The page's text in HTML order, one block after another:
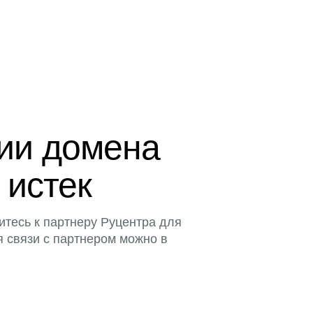
домена
к партнеру Руцентра для
связи с партнером можно в